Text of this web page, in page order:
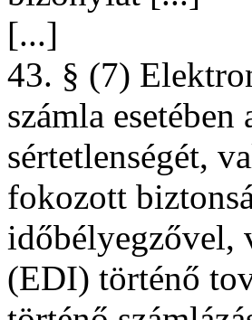
[...]
43. § (7)
számla
sértetlenségét,
fokozott
időbélyegzővel,
(EDI) történő